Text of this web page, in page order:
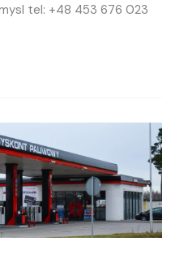
tel: +48 453 676 023